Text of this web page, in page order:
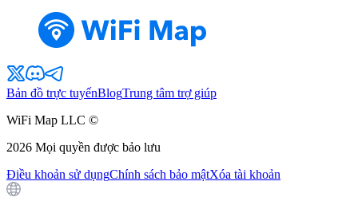
Bản đồ trực tuyếnBlogTrung tâm trợ giúp
WiFi Map LLC ©
2026 Mọi quyền được bảo lưu
Điều khoản sử dụngChính sách bảo mậtXóa tài khoản